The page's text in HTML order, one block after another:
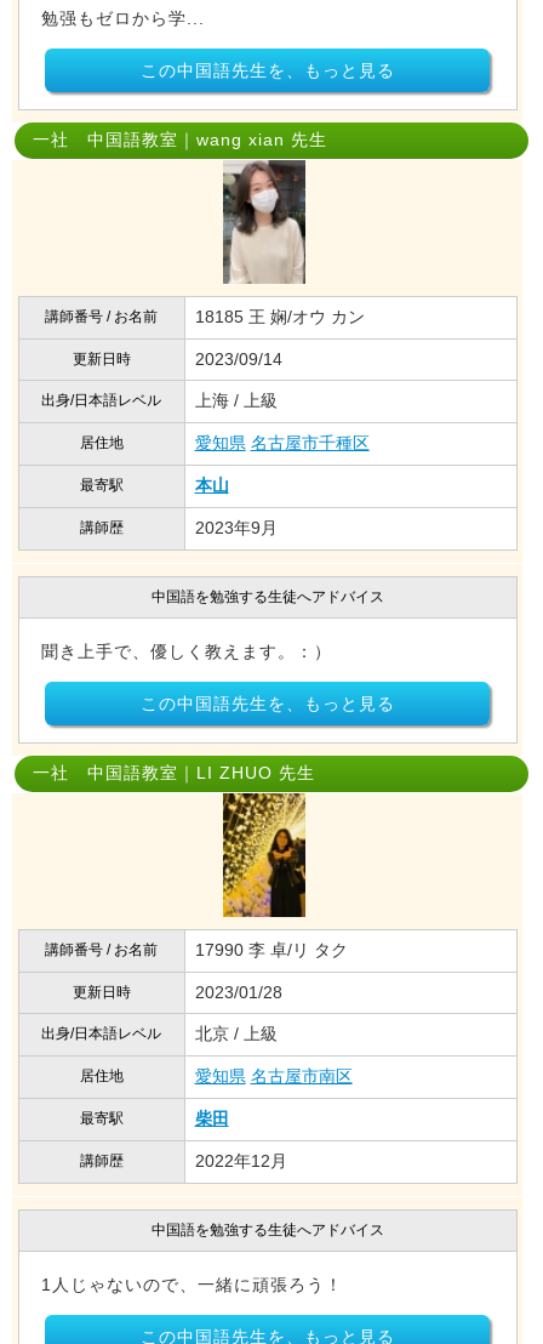
勉强もゼロから学...
この中国語先生を、もっと見る
一社 中国語教室｜wang xian 先生
講師番号 / お名前 18185 王 娴/オウ カン
更新日時 2023/09/14
出身/日本語レベル 上海 / 上級
居住地 愛知県 名古屋市千種区
最寄駅 本山
講師歴 2023年9月
中国語を勉強する生徒へアドバイス
聞き上手で、優しく教えます。：）
この中国語先生を、もっと見る
一社 中国語教室｜LI ZHUO 先生
講師番号 / お名前 17990 李 卓/リ タク
更新日時 2023/01/28
出身/日本語レベル 北京 / 上級
居住地 愛知県 名古屋市南区
最寄駅 柴田
講師歴 2022年12月
中国語を勉強する生徒へアドバイス
1人じゃないので、一緒に頑張ろう！
この中国語先生を、もっと見る